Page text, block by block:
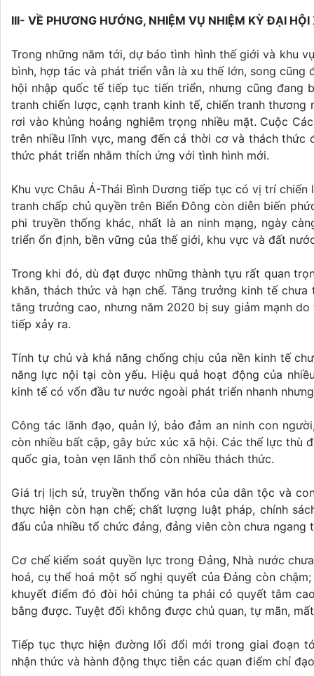
III- VỀ PHƯƠNG HƯỚNG, NHIỆM VỤ NHIỆM KỲ ĐẠI
Trong những năm tới, dự báo tình hình thế giới và khu
bình, hợp tác và phát triển vẫn là xu thế lớn, song
hội nhập quốc tế tiếp tục tiến triển, nhưng cũng
tranh chiến lược, cạnh tranh kinh tế, chiến tranh
rơi vào khủng hoảng nghiêm trọng nhiều mặt. Cuộc
trên nhiều lĩnh vực, mang đến cả thời cơ và thách
thức phát triển nhằm thích ứng với tình hình mới.
Khu vực Châu Á-Thái Bình Dương tiếp tục có vị trí
tranh chấp chủ quyền trên Biển Đông còn diễn biến
phi truyền thống khác, nhất là an ninh mạng, ngày
triển ổn định, bền vững của thế giới, khu vực và đất
Trong khi đó, dù đạt được những thành tựu rất quan
khăn, thách thức và hạn chế. Tăng trưởng kinh tế
tăng trưởng cao, nhưng năm 2020 bị suy giảm mạnh
tiếp xảy ra.
Tính tự chủ và khả năng chống chịu của nền kinh tế
năng lực nội tại còn yếu. Hiệu quả hoạt động của
kinh tế có vốn đầu tư nước ngoài phát triển nhanh
Công tác lãnh đạo, quản lý, bảo đảm an ninh con
còn nhiều bất cập, gây bức xúc xã hội. Các thế lực thù
quốc gia, toàn vẹn lãnh thổ còn nhiều thách thức.
Giá trị lịch sử, truyền thống văn hóa của dân tộc và
thực hiện còn hạn chế; chất lượng luật pháp, chính
đấu của nhiều tổ chức đảng, đảng viên còn chưa ngang
Cơ chế kiểm soát quyền lực trong Đảng, Nhà nước
hoá, cụ thể hoá một số nghị quyết của Đảng còn
khuyết điểm đó đòi hỏi chúng ta phải có quyết tâm
bằng được. Tuyệt đối không được chủ quan, tự mãn,
Tiếp tục thực hiện đường lối đổi mới trong giai đoạn
nhận thức và hành động thực tiễn các quan điểm chỉ